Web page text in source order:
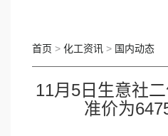
首页 > 化工资讯 > 国内动态
11月5日生意社
准价为